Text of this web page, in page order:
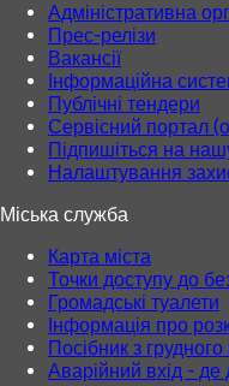
Адміністративна
Прес-релізи
Вакансії
Інформаційна
Публічні тендери
Сервісний портал
Підпишіться на
Налаштування
Міська служба
Карта міста
Точки доступу до
Громадські туалети
Інформація про
Посібник з
Аварійний вхід - де